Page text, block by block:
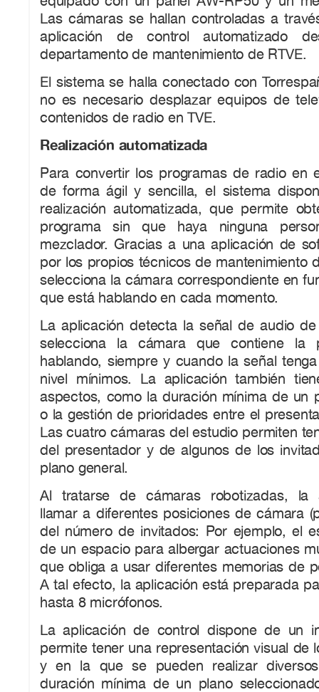
Las cámaras se hallan controladas a
aplicación de control automatizado
departamento de mantenimiento de RTVE.
El sistema se halla conectado con
no es necesario desplazar equipos de
contenidos de radio en TVE.
Realización automatizada
Para convertir los programas de radio en
de forma ágil y sencilla, el sistema
realización automatizada, que permite
programa sin que haya ninguna
mezclador. Gracias a una aplicación de
por los propios técnicos de mantenimiento
selecciona la cámara correspondiente en
que está hablando en cada momento.
La aplicación detecta la señal de audio
selecciona la cámara que contiene la
hablando, siempre y cuando la señal
nivel mínimos. La aplicación también
aspectos, como la duración mínima de un
o la gestión de prioridades entre el
Las cuatro cámaras del estudio permiten
del presentador y de algunos de los
plano general.
Al tratarse de cámaras robotizadas, la
llamar a diferentes posiciones de cámara
del número de invitados: Por ejemplo, el
de un espacio para albergar actuaciones
que obliga a usar diferentes memorias de
A tal efecto, la aplicación está preparada
hasta 8 micrófonos.
La aplicación de control dispone de un
permite tener una representación visual de
y en la que se pueden realizar
duración mínima de un plano